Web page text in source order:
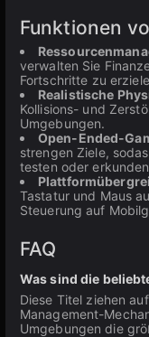
Funktionen
verwalten Sie
Fortschritte zu
Realistische
Kollisions- und
Umgebungen.
Open-Ended-
strengen Ziele,
testen oder
Tastatur und Maus
Steuerung auf
FAQ
Was sind die
Diese Titel ziehen
Management-
Umgebungen die